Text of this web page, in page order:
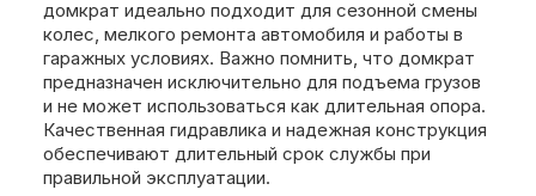
домкрат идеально подходит для сезонной смены
колес, мелкого ремонта автомобиля и работы в
гаражных условиях. Важно помнить, что домкрат
предназначен исключительно для подъема грузов
и не может использоваться как длительная опора.
Качественная гидравлика и надежная конструкция
обеспечивают длительный срок службы при
правильной эксплуатации.